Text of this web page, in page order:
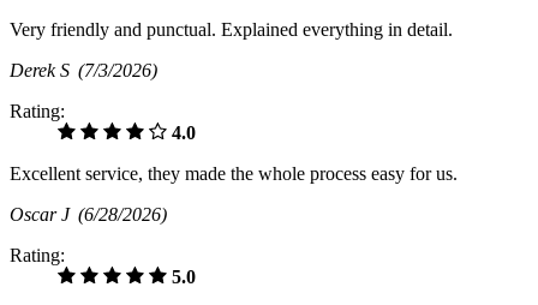
Very friendly and punctual. Explained everything in detail.
Derek S (7/3/2026)
Rating:
4.0
Excellent service, they made the whole process easy for us.
Oscar J (6/28/2026)
Rating:
5.0